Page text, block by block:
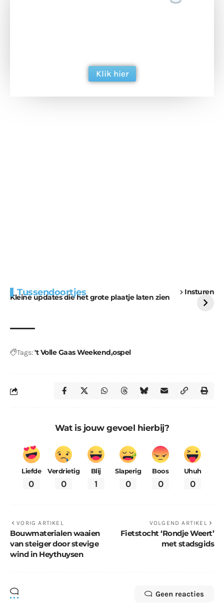
Klik hier
Tussendoortjes Insturen
Kleine updates die het grote plaatje laten zien
voor kabouters
uitdaging
Tags:'t Volle Gaas Weekend ospel
Wat is jouw gevoel hierbij?
Liefde
0
Verdrietig
0
Blij
1
Slaperig
0
Boos
0
Uhuh
0
VORIG ARTIKEL
Bouwmaterialen waaien
van steiger door stevige
wind in Heythuysen
VOLGEND ARTIKEL
Fietstocht ‘Rondje Weert’
met stadsgids
Geen reacties